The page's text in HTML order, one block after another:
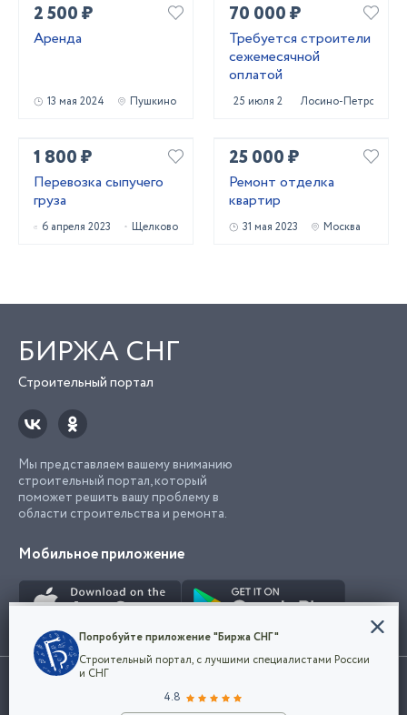
2 500 ₽
Аренда
13 мая 2024 Пушкино
70 000 ₽
Требуется строители
сежемесячной
оплатой
25 июля 2023 Лосино-Петровский
1 800 ₽
Перевозка сыпучего
груза
6 апреля 2023 Щелково
25 000 ₽
Ремонт отделка
квартир
31 мая 2023 Москва
БИРЖА СНГ
Строительный портал
Мы представляем вашему вниманию
строительный портал, который
поможет решить вашу проблему в
области строительства и ремонта.
Мобильное приложение
Использование сайта, в том числе подача объявлений, означает
марки представленные на сайте являются собственностью их
Конфиденциальность
Мы используем файлы cookie, чтобы сделать
наш сайт удобным для каждого
Политикой конфиденциальности компании
Попробуйте приложение "Биржа СНГ"
Строительный портал, с лучшими специалистами России
и СНГ
4.8